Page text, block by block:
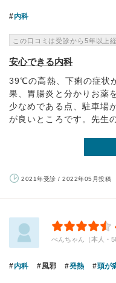
内科
この口コミは受診から5年以上
安心できる内科
39℃の高熱、下痢の症状
果、胃腸炎と分かりお薬
少なめである点、駐車場
が良いところです。先生
2021年受診 / 2022年05月投稿
べんちゃん（本人・
内科 風邪 発熱 頭が